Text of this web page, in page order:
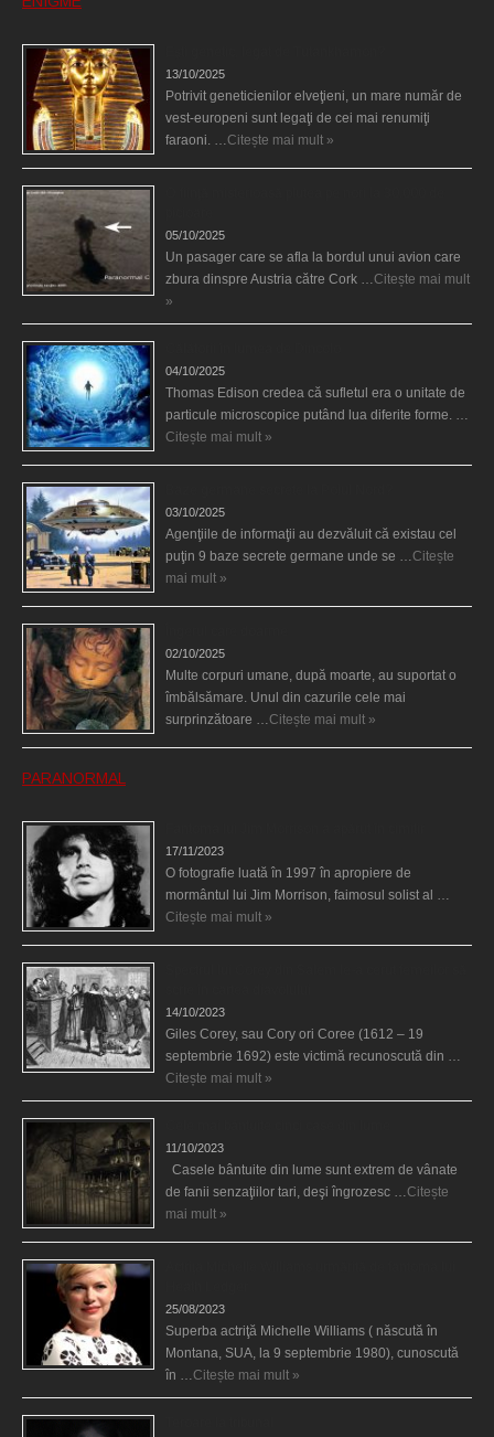
13/10/2025
Potrivit geneticienilor elveţieni, un mare număr de
vest-europeni sunt legaţi de cei mai renumiţi
faraoni. …Citește mai mult »
05/10/2025
Un pasager care se afla la bordul unui avion care
zbura dinspre Austria către Cork …Citește mai mult
»
04/10/2025
Thomas Edison credea că sufletul era o unitate de
particule microscopice putând lua diferite forme. …
Citește mai mult »
03/10/2025
Agenţiile de informaţii au dezvăluit că existau cel
puţin 9 baze secrete germane unde se …Citește
mai mult »
02/10/2025
Multe corpuri umane, după moarte, au suportat o
îmbălsămare. Unul din cazurile cele mai
surprinzătoare …Citește mai mult »
PARANORMAL
17/11/2023
O fotografie luată în 1997 în apropiere de
mormântul lui Jim Morrison, faimosul solist al …
Citește mai mult »
14/10/2023
Giles Corey, sau Cory ori Coree (1612 – 19
septembrie 1692) este victimă recunoscută din …
Citește mai mult »
11/10/2023
Casele bântuite din lume sunt extrem de vânate
de fanii senzaţiilor tari, deşi îngrozesc …Citește
mai mult »
25/08/2023
Superba actriţă Michelle Williams ( născută în
Montana, SUA, la 9 septembrie 1980), cunoscută
în …Citește mai mult »